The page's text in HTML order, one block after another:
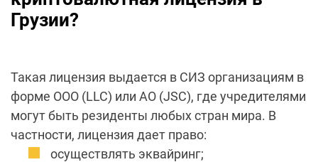
Грузии?
Такая лицензия выдается в СИЗ организациям в
форме ООО (LLC) или АО (JSC), где учредителями
могут быть резиденты любых стран мира. В
частности, лицензия дает право:
осуществлять эквайринг;